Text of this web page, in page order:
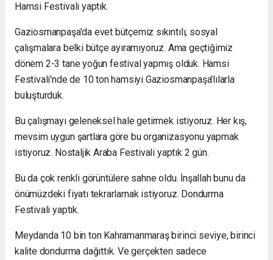
Hamsi Festivali yaptık.
Gaziosmanpaşa'da evet bütçemiz sıkıntılı, sosyal
çalışmalara belki bütçe ayıramıyoruz. Ama geçtiğimiz
dönem 2-3 tane yoğun festival yapmış olduk. Hamsi
Festivali'nde de 10 ton hamsiyi Gaziosmanpaşa'lılarla
buluşturduk.
Bu çalışmayı geleneksel hale getirmek istiyoruz. Her kış,
mevsim uygun şartlara göre bu organizasyonu yapmak
istiyoruz. Nostaljik Araba Festivali yaptık 2 gün.
Bu da çok renkli görüntülere sahne oldu. İnşallah bunu da
önümüzdeki fiyatı tekrarlamak istiyoruz. Dondurma
Festivali yaptık.
Meydanda 10 bin ton Kahramanmaraş birinci seviye, birinci
kalite dondurma dağıttık. Ve gerçekten sadece